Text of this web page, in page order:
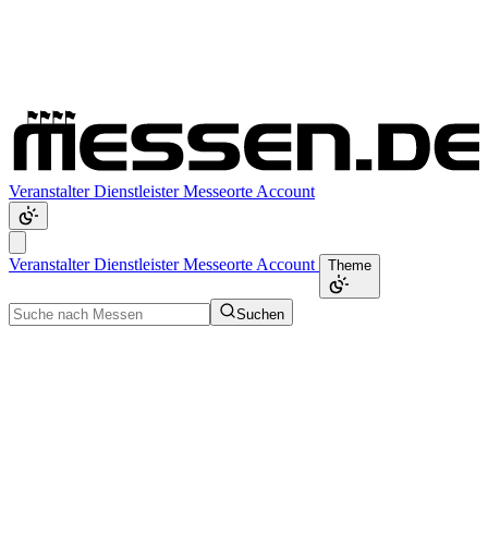
VeranstalterDienstleisterMesseorte Account
VeranstalterDienstleisterMesseorte Account Theme
Suchen